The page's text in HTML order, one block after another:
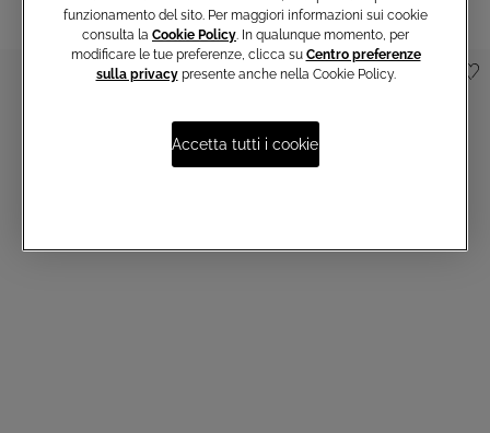
funzionamento del sito. Per maggiori informazioni sui cookie
consulta la Cookie Policy. In qualunque momento, per
modificare le tue preferenze, clicca su Centro preferenze
sulla privacypresente anche nella Cookie Policy.
Accetta tutti i cookie